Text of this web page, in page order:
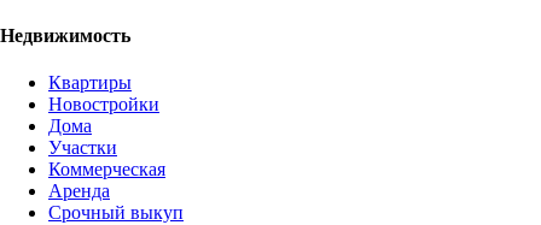
Недвижимость
Квартиры
Новостройки
Дома
Участки
Коммерческая
Аренда
Срочный выкуп